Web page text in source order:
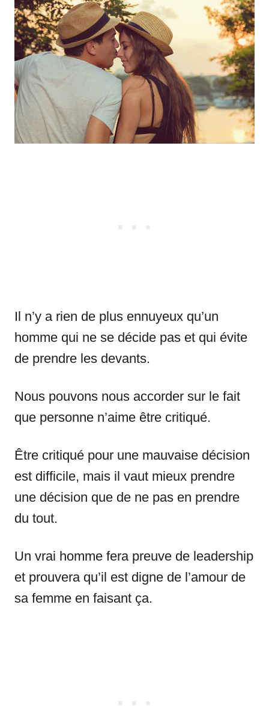
Il n’y a rien de plus ennuyeux qu’un
homme qui ne se décide pas et qui évite
de prendre les devants.
Nous pouvons nous accorder sur le fait
que personne n’aime être critiqué.
Être critiqué pour une mauvaise décision
est difficile, mais il vaut mieux prendre
une décision que de ne pas en prendre
du tout.
Un vrai homme fera preuve de leadership
et prouvera qu’il est digne de l’amour de
sa femme en faisant ça.